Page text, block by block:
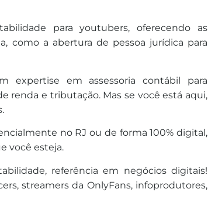
para youtubers, oferecendo as
como a abertura de pessoa jurídica para
expertise em assessoria contábil para
renda e tributação. Mas se você está aqui,
no RJ ou de forma 100% digital,
você esteja.
referência em negócios digitais!
streamers da OnlyFans, infoprodutores,